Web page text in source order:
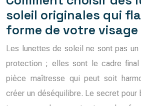
soleil originales qui
forme de votre visage
Les lunettes de soleil ne sont pas
protection ; elles sont le cadre
pièce maîtresse qui peut soit
créer un déséquilibre. Le secret pour